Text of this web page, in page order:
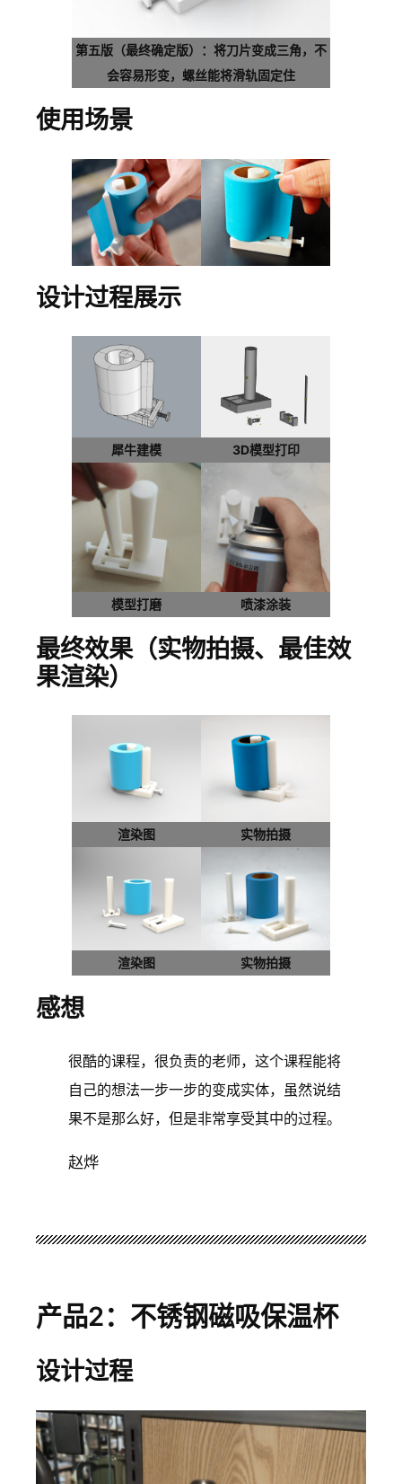
第五版（最终确定版）：将刀片变成三角，不
会容易形变，螺丝能将滑轨固定住
使用场景
设计过程展示
犀牛建模 3D模型打印
模型打磨 喷漆涂装
最终效果（实物拍摄、最佳效
果渲染）
渲染图 实物拍摄
渲染图 实物拍摄
感想
很酷的课程，很负责的老师，这个课程能将
自己的想法一步一步的变成实体，虽然说结
果不是那么好，但是非常享受其中的过程。
赵烨
产品2：不锈钢磁吸保温杯
设计过程